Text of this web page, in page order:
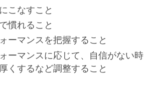
こなすこと
慣れること
ーマンスを把握すること
ーマンスに応じて、自信がない時
くするなど調整すること